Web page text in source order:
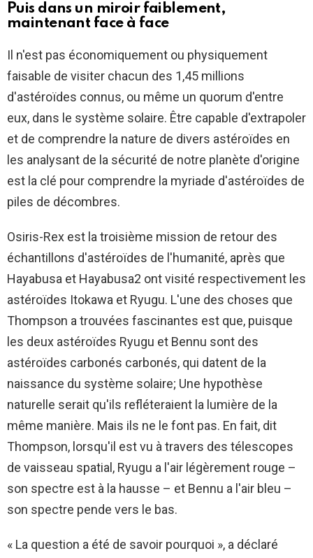
Puis dans un miroir faiblement,
maintenant face à face
Il n'est pas économiquement ou physiquement
faisable de visiter chacun des 1,45 millions
d'astéroïdes connus, ou même un quorum d'entre
eux, dans le système solaire. Être capable d'extrapoler
et de comprendre la nature de divers astéroïdes en
les analysant de la sécurité de notre planète d'origine
est la clé pour comprendre la myriade d'astéroïdes de
piles de décombres.
Osiris-Rex est la troisième mission de retour des
échantillons d'astéroïdes de l'humanité, après que
Hayabusa et Hayabusa2 ont visité respectivement les
astéroïdes Itokawa et Ryugu. L'une des choses que
Thompson a trouvées fascinantes est que, puisque
les deux astéroïdes Ryugu et Bennu sont des
astéroïdes carbonés carbonés, qui datent de la
naissance du système solaire; Une hypothèse
naturelle serait qu'ils refléteraient la lumière de la
même manière. Mais ils ne le font pas. En fait, dit
Thompson, lorsqu'il est vu à travers des télescopes
de vaisseau spatial, Ryugu a l'air légèrement rouge –
son spectre est à la hausse – et Bennu a l'air bleu –
son spectre pende vers le bas.
« La question a été de savoir pourquoi », a déclaré